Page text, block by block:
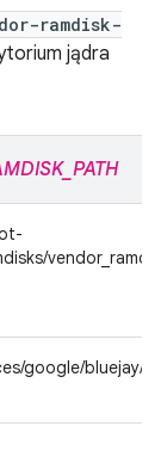
ramdisk-
jądra
google/bluejay/